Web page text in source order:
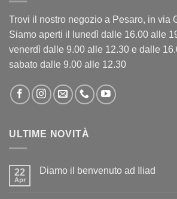
Trovi il nostro negozio a Pesaro, in via
Siamo aperti il lunedì dalle 16.00 alle
venerdì dalle 9.00 alle 12.30 e dalle
sabato dalle 9.00 alle 12.30
ULTIME NOVITÀ
22
Apr
Diamo il benvenuto ad Iliad